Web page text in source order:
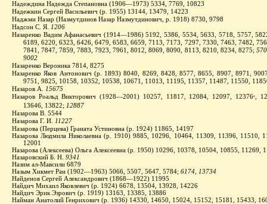
Надеждина Надежда Степановна (1906—1973) 5334, 7769, 10823
Надежкин Сергей Васильевич (р. 1955) 13144, 13479, 14223
Наджми Назар (Назмутдинов Назар Назмутдинович, р. 1918) 8730, 9798
Надсон С. Я. 1206
Назаренко Вадим Афанасьевич (1914—1986) 5192, 5386, 5534, 5633, 5718, 5757,
6189, 6220, 6323, 6426, 6479, 6583, 6659, 7113, 7173, 7297, 7330, 7463, 7482,
7841, 7847, 7859, 7883, 7923, 7961, 8012, 8069, 8090, 8113, 8210, 8234, 8275;
9002
Назаренко Вероника 7814, 8275
Назаренко Яков Антонович (р. 1893) 8040, 8269, 8428, 8577, 8655, 8907, 8971,
9751, 9825, 10158, 10352, 10538, 10671, 11013, 11195, 11357, 11487, 11550,
Назаров А. 15675
Назаров Роальд Викторович (1928—2001) 10257, 11817, 12084, 12097, 12376а,
13646, 13822; 12887
Назарова В. 5544
Назарова Г. И. 11227
Назарова (Перцева) Граната Устиновна (р. 1924) 11865, 14197
Назарова Людмила Николаевна (р. 1910) 9885, 10296, 10464, 11309, 11396, 11510,
12001
Назарова (Алексеева) Ольга Алексеевна (р. 1950) 10296, 10378, 10504, 10855, 11269,
Назаровский Б. Н. 9341
Назим ал-Мавсили 6879
Назым Хикмет Ран (1902—1963) 5066, 5507, 5647, 5784; 6174, 13734
Найденов Сергей Александрович (1868—1922) 11995
Найдич Михаил Яковлевич (р. 1924) 6678, 13504, 13928, 14226
Найдич Эрик Эзрович (р. 1919) 13163, 13385, 13886
Найман Анатолий Генрихович (р. 1936) 14330, 14650, 15024, 15152, 15181, 15433,